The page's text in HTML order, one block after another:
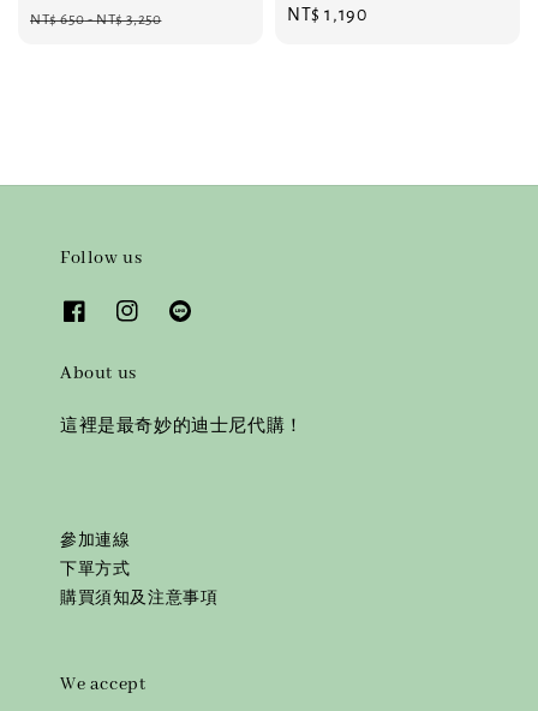
price
NT$ 650-NT$ 3,250
Regular
NT$ 1,190
Follow us
About us
這裡是最奇妙的迪士尼代購！
參加連線
下單方式
購買須知及注意事項
We accept